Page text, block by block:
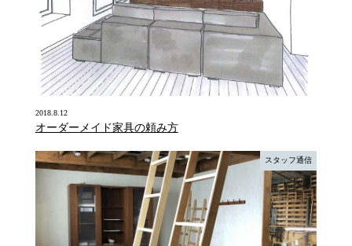
2018.8.12
オーダーメイド家具の頼み方
スタッフ通信